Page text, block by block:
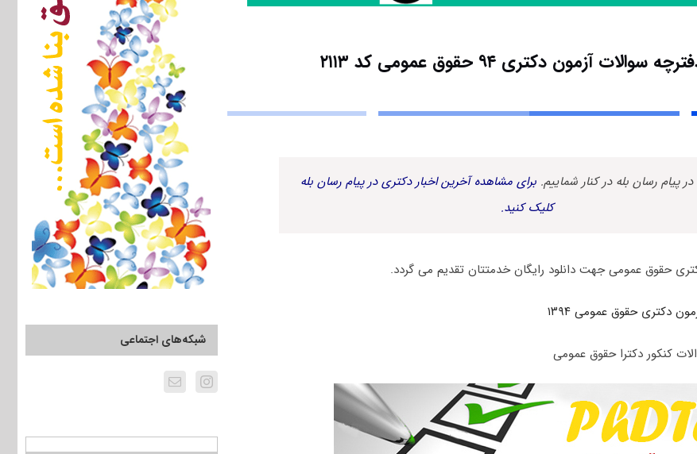
سوالات آزمون دکتری ۹۴ حقوق عمومی کد ۲۱۱۳
پیام رسان بله در کنار شماییم. برای مشاهده آخرین اخبار دکتری در پیام رسان بله
کلیک کنید.
حقوق عمومی جهت دانلود رایگان خدمتتان تقدیم می گردد.
دکتری حقوق عمومی ۱۳۹۴
کنکور دکترا حقوق عمومی
شبکه‌های اجتماعی